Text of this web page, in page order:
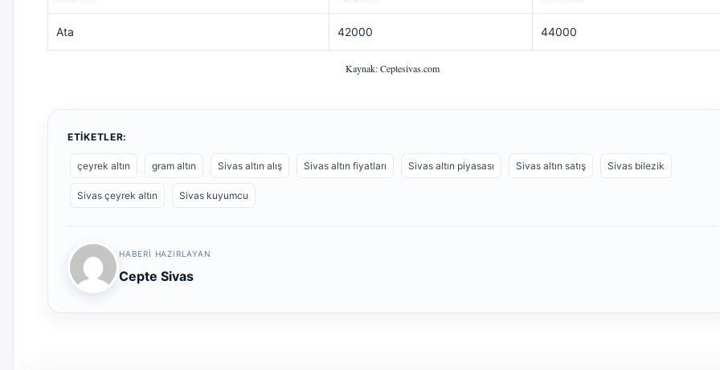
Ata 42000 44000
Kaynak: Ceptesivas.com
ETIKETLER:
çeyrek altın gram altın Sivas altın alış Sivas altın fiyatları Sivas altın piyasası Sivas altın satış Sivas bilezik
Sivas çeyrek altın Sivas kuyumcu
HABERI HAZIRLAYAN
Cepte Sivas